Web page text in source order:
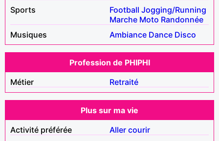
Sports
Football Jogging/Running
Marche Moto Randonnée
Musiques
Ambiance Dance Disco
Profession de PHIPHI
Métier
Retraité
Plus sur ma vie
Activité préférée
Aller courir